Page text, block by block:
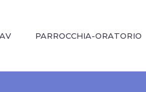
PARROCCHIA-ORATORIO